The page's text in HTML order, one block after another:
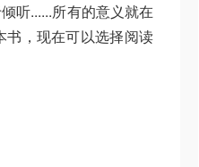
听......所有的意义就在
书，现在可以选择阅读